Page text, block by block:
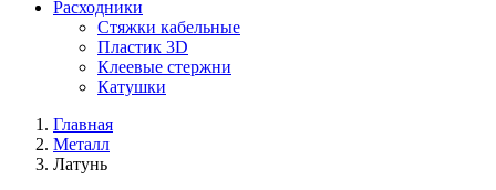
Расходники
Стяжки кабельные
Пластик 3D
Клеевые стержни
Катушки
Главная
Металл
Латунь